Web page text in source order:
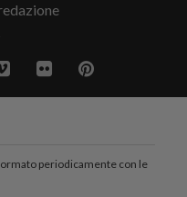
periodicamente con le